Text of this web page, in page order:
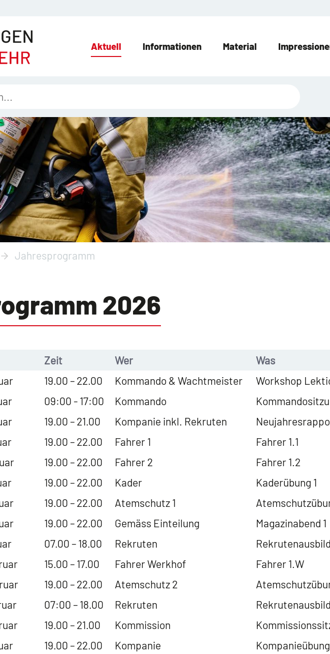
Aktuell Informationen Material
Jahresprogramm
2026
Zeit Wer
Was
19.00 – 22.00 Kommando & Wachtmeister
Workshop
09:00 - 17:00 Kommando
19.00 – 21.00 Kompanie inkl. Rekruten
19.00 – 22.00 Fahrer 1
Fahrer 1.1
19.00 – 22.00 Fahrer 2
Fahrer 1.2
19.00 – 22.00 Kader
Kaderübung 1
19.00 – 22.00 Atemschutz 1
19.00 – 22.00 Gemäss Einteilung
Magazinabend 1
07.00 – 18.00 Rekruten
15.00 – 17.00 Fahrer Werkhof
Fahrer 1.W
19.00 – 22.00 Atemschutz 2
07:00 – 18.00 Rekruten
19.00 – 21.00 Kommission
19.00 – 22.00 Kompanie
Kompanieübung